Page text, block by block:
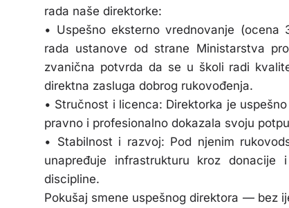
rada naše direktorke:
• Uspešno eksterno vrednovanje (ocena
rada ustanove od strane Ministarstva
zvanična potvrda da se u školi radi
direktna zasluga dobrog rukovođenja.
• Stručnost i licenca: Direktorka je
pravno i profesionalno dokazala svoju
• Stabilnost i razvoj: Pod njenim
unapređuje infrastrukturu kroz
discipline.
Pokušaj smene uspešnog direktora — bez